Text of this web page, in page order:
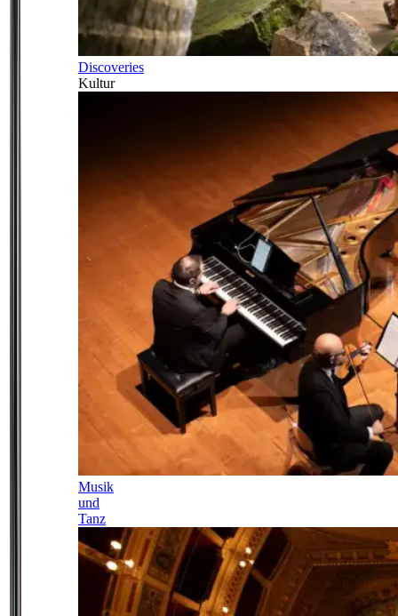
Discoveries
Kultur
Musik
und
Tanz